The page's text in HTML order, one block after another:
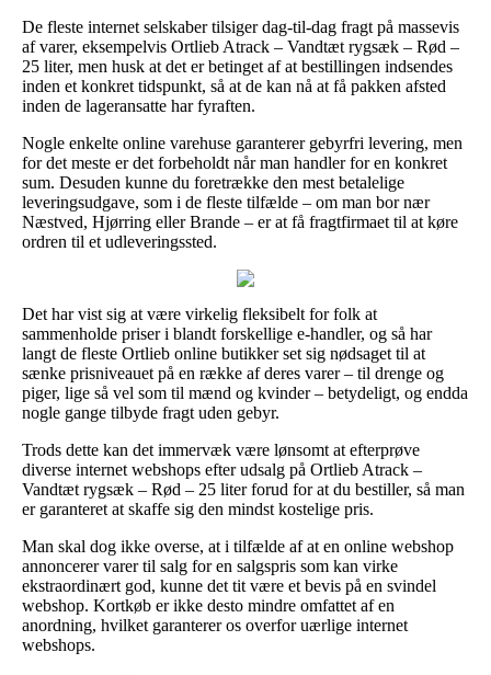
De fleste internet selskaber tilsiger dag-til-dag fragt på massevis
af varer, eksempelvis Ortlieb Atrack – Vandtæt rygsæk – Rød –
25 liter, men husk at det er betinget af at bestillingen indsendes
inden et konkret tidspunkt, så at de kan nå at få pakken afsted
inden de lageransatte har fyraften.
Nogle enkelte online varehuse garanterer gebyrfri levering, men
for det meste er det forbeholdt når man handler for en konkret
sum. Desuden kunne du foretrække den mest betalelige
leveringsudgave, som i de fleste tilfælde – om man bor nær
Næstved, Hjørring eller Brande – er at få fragtfirmaet til at køre
ordren til et udleveringssted.
Det har vist sig at være virkelig fleksibelt for folk at
sammenholde priser i blandt forskellige e-handler, og så har
langt de fleste Ortlieb online butikker set sig nødsaget til at
sænke prisniveauet på en række af deres varer – til drenge og
piger, lige så vel som til mænd og kvinder – betydeligt, og endda
nogle gange tilbyde fragt uden gebyr.
Trods dette kan det immervæk være lønsomt at efterprøve
diverse internet webshops efter udsalg på Ortlieb Atrack –
Vandtæt rygsæk – Rød – 25 liter forud for at du bestiller, så man
er garanteret at skaffe sig den mindst kostelige pris.
Man skal dog ikke overse, at i tilfælde af at en online webshop
annoncerer varer til salg for en salgspris som kan virke
ekstraordinært god, kunne det tit være et bevis på en svindel
webshop. Kortkøb er ikke desto mindre omfattet af en
anordning, hvilket garanterer os overfor uærlige internet
webshops.